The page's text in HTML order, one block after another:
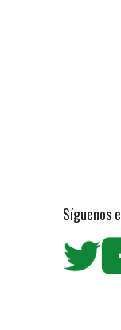
Síguenos